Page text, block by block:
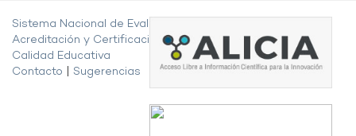
Sistema Nacional de Evaluación,
Acreditación y Certificación de la
Calidad Educativa
Contacto
Sugerencias